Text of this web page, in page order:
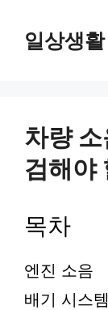
일상생
차량
검해야
목차
엔진 소음
배기 시스